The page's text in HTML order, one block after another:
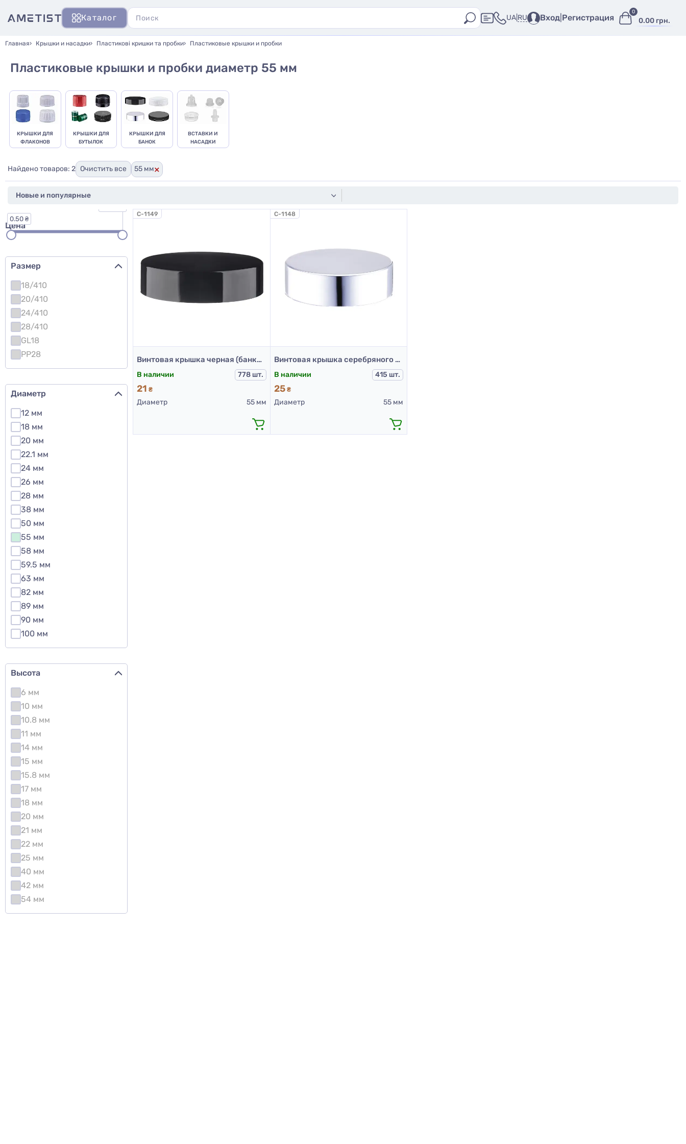
Каталог UA RU Вход Регистрация 0.00 грн.
0
Главная Крышки и насадки Пластикові кришки та пробки Пластиковые крышки и пробки
Пластиковые крышки и пробки диаметр 55 мм
КРЫШКИ ДЛЯ
ФЛАКОНОВ
КРЫШКИ ДЛЯ
БУТЫЛОК
КРЫШКИ ДЛЯ
БАНОК
ВСТАВКИ И
НАСАДКИ
Найдено товаров: 2 Очистить все 55 мм×
Цена
0.50 ₴
Размер
18/410
20/410
24/410
28/410
GL18
PP28
Диаметр
12 мм
18 мм
20 мм
22.1 мм
24 мм
26 мм
28 мм
38 мм
50 мм
55 мм
58 мм
59.5 мм
63 мм
82 мм
89 мм
90 мм
100 мм
Высота
6 мм
10 мм
10.8 мм
11 мм
14 мм
15 мм
15.8 мм
17 мм
18 мм
20 мм
21 мм
22 мм
25 мм
40 мм
42 мм
54 мм
C-1149
Винтовая крышка черная (банка 50 мл и 60 мл)
В наличии 778 шт.
21 ₴
Диаметр 55 мм
C-1148
Винтовая крышка серебряного цвета (банка 50 мл и 60 мл)
В наличии 415 шт.
25₴
Диаметр 55 мм